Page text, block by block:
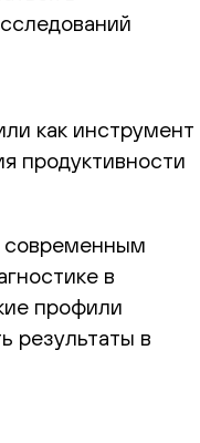
как инструмент
продуктивности
в
профили
результаты в